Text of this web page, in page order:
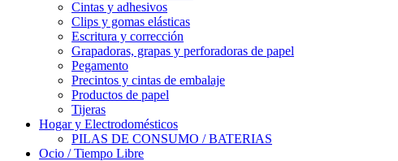
Cintas y adhesivos
Clips y gomas elásticas
Escritura y corrección
Grapadoras, grapas y perforadoras de papel
Pegamento
Precintos y cintas de embalaje
Productos de papel
Tijeras
Hogar y Electrodomésticos
PILAS DE CONSUMO / BATERIAS
Ocio / Tiempo Libre